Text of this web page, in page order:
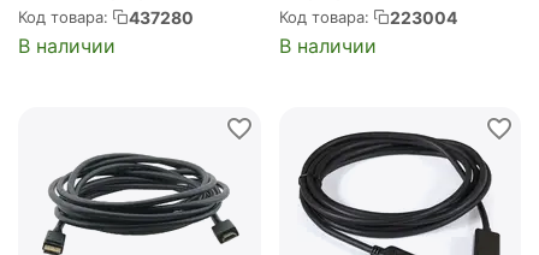
HDMI M 4K@60Hz 1.8m
[4895182211292]
(CG608M-1.8M)
Код товара: 437280
В наличии
(M), 3м (CC-DP-HDMI-
3M)
Код товара: 223004
В наличии